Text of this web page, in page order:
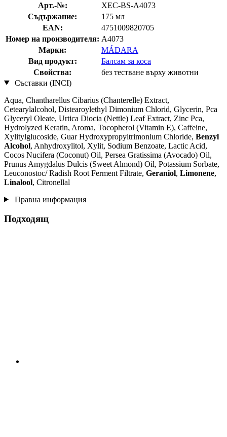
Арт.-№:
XEC-BS-A4073
Съдържание:
175 мл
EAN:
4751009820705
Номер на производителя: A4073
Марки:
MÁDARA
Вид продукт:
Балсам за коса
Свойства:
без тестване върху животни
Съставки (INCI)
Aqua, Chantharellus Cibarius (Chanterelle) Extract,
Cetearylalcohol, Distearoylethyl Dimonium Chlorid, Glycerin, Pca
Glyceryl Oleate, Urtica Diocia (Nettle) Leaf Extract, Zinc Pca,
Hydrolyzed Keratin, Aroma, Tocopherol (Vitamin E), Caffeine,
Xylitylglucoside, Guar Hydroxypropyltrimonium Chloride, Benzyl
Alcohol, Anhydroxylitol, Xylit, Sodium Benzoate, Lactic Acid,
Cocos Nucifera (Coconut) Oil, Persea Gratissima (Avocado) Oil,
Prunus Amygdalus Dulcis (Sweet Almond) Oil, Potassium Sorbate,
Leuconostoc/ Radish Root Ferment Filtrate, Geraniol, Limonene,
Linalool, Citronellal
Правна информация
Подходящ